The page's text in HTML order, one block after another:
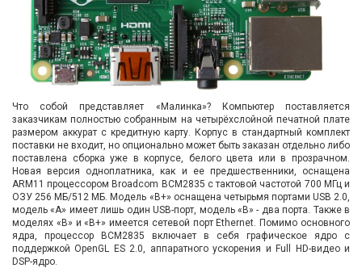
Контакты
Доставка
Тех.
поддержка
Блог
Что собой представляет «Малинка»? Компьютер поставляется
заказчикам полностью собранным на четырёхслойной печатной плате
размером аккурат с кредитную карту. Корпус в стандартный комплект
поставки не входит, но опционально может быть заказан отдельно либо
поставлена сборка уже в корпусе, белого цвета или в прозрачном.
Новая версия одноплатника, как и ее предшественники, оснащена
ARM11 процессором Broadcom BCM2835 с тактовой частотой 700 МГц и
ОЗУ 256 МБ/512 МБ. Модель «B+» оснащена четырьмя портами USB 2.0,
модель «А» имеет лишь один USB-порт, модель «В» - два порта. Также в
моделях «B» и «B+» имеется сетевой порт Ethernet. Помимо основного
ядра, процессор BCM2835 включает в себя графическое ядро с
поддержкой OpenGL ES 2.0, аппаратного ускорения и Full HD-видео и
DSP-ядро.